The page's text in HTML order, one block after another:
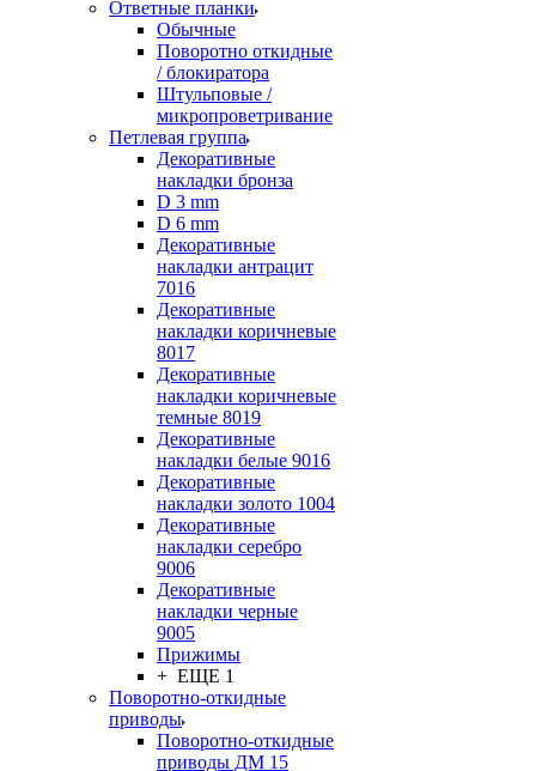
Ответные планки
Обычные
Поворотно откидные
/ блокиратора
Штульповые /
микропроветривание
Петлевая группа
Декоративные
накладки бронза
D 3 mm
D 6 mm
Декоративные
накладки антрацит
7016
Декоративные
накладки коричневые
8017
Декоративные
накладки коричневые
темные 8019
Декоративные
накладки белые 9016
Декоративные
накладки золото 1004
Декоративные
накладки серебро
9006
Декоративные
накладки черные
9005
Прижимы
+ ЕЩЕ 1
Поворотно-откидные
приводы
Поворотно-откидные
приводы ДМ 15